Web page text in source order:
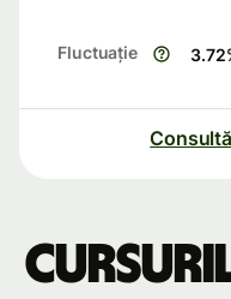
Fluctuație 3.72